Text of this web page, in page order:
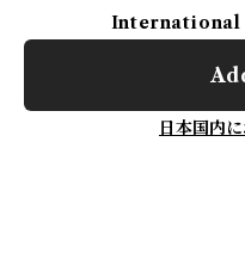
International
日本国内